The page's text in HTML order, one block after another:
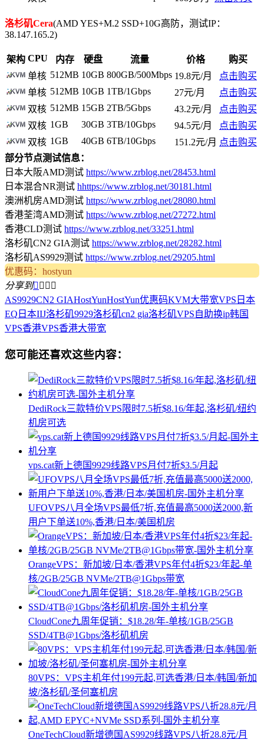
洛杉矶Cera(AMD YES+M.2 SSD+10G高防，测试IP：
38.147.165.2)
架构 CPU 内存 硬盘 流量 价格
购买
单核 512MB 10GB 800GB/500Mbps 19.8元/月
点击购买
单核 512MB 10GB 1TB/1Gbps 27元/月
点击购买
双核 512MB 15GB 2TB/5Gbps 43.2元/月
点击购买
双核 1GB 30GB 3TB/10Gbps 94.5元/月
点击购买
双核 1GB 40GB 6TB/10Gbps 151.2元/月 点击购买
部分节点测试信息：
日本大阪AMD测试 https://www.zrblog.net/28453.html
日本混合NR测试 hhttps://www.zrblog.net/30181.html
澳洲机房AMD测试 https://www.zrblog.net/28080.html
香港荃湾AMD测试 https://www.zrblog.net/27272.html
香港CLD测试 https://www.zrblog.net/33251.html
洛杉矶CN2 GIA测试 https://www.zrblog.net/28282.html
洛杉矶AS9929测试 https://www.zrblog.net/29205.html
优惠码：hostyun
分享到   
AS9929CN2 GIAHostYunHostYun优惠码KVM大带宽VPS 日本
EQ 日本IIJ洛杉矶9929洛杉矶cn2 gia洛杉矶VPS自助换ip韩国
VPS香港VPS香港大带宽
您可能还喜欢这些内容：
DediRock三款特价VPS限时7.5折$8.16/年起,洛杉矶/纽约
机房可选
vps.cat新上德国9929线路VPS月付7折$3.5/月起
UFOVPS八月全场VPS最低7折,充值最高5000送2000,新
用户下单送10%,香港/日本/美国机房
OrangeVPS：新加坡/日本/香港VPS年付4折$23/年起-单
核/2GB/25GB NVMe/2TB@1Gbps带宽
CloudCone九周年促销：$18.28/年-单核/1GB/25GB
SSD/4TB@1Gbps/洛杉矶机房
80VPS：VPS主机年付199元起,可选香港/日本/韩国/新加
坡/洛杉矶/圣何塞机房
OneTechCloud新增德国AS9929线路VPS八折28.8元/月